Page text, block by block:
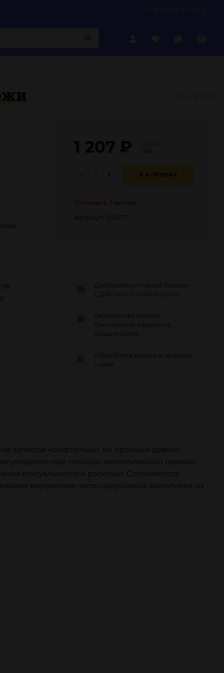
1 207 ₽
В КОРЗИНУ
Артикул: 154377
Доставляем по всей России:
СДЭК или почтой России
Безопасная оплата
банковской картой на
нашем сайте.
Обработка заказа в течении
1 часа
запястья комфортный, но прочный девайс.
при помощи металлической пряжки.
сексуальности и роскоши. Соединяются
внутренняя часть наручников выполнена из